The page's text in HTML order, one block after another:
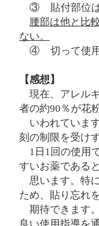
③
貼付部位
腰部は他と比
ない。
④
切って使
【感想】
現在、アレル
者の約90 ％が花
いわれていま
刻の制限を受け
1 日 1回の使用
すいお薬である
思います。特
ため、貼り忘れ
期待できます